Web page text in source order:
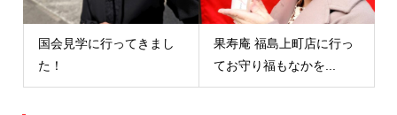
国会見学に行ってきまし
た！
果寿庵 福島上町店に行っ
てお守り福もなかを...